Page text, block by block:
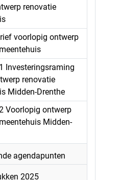
renovatie
voorlopig ontwerp
Investeringsraming
renovatie
Midden-Drenthe
Voorlopig ontwerp
Midden-
agendapunten
2025